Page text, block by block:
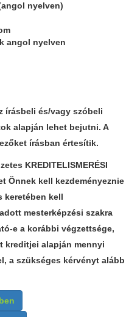
nyelven)
angol nyelven
írásbeli és/vagy szóbeli
alapján lehet bejutni. A
írásban értesítik.
KREDITELISMERÉSI
Önnek kell kezdeményeznie
keretében kell
mesterképzési szakra
e a korábbi végzettsége,
kreditjei alapján mennyi
a szükséges kérvényt alább